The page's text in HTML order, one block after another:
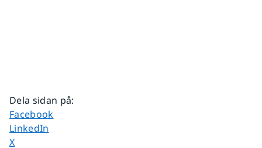
Dela sidan på:
Dela sidan på
Facebook
Dela sidan på
LinkedIn
Dela sidan på
X